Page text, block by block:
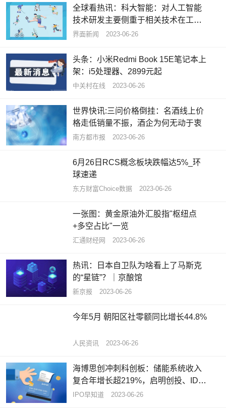
全球看热讯：科大智能：对人工智能
技术研发主要侧重于相关技术在工业
领域内的应用
界面新闻 2023-06-26
头条：小米Redmi Book 15E笔记本上
架：i5处理器、2899元起
中关村在线 2023-06-26
世界快讯:三问价格倒挂：名酒线上价
格走低销量不振，酒企为何无动于衷
南方都市报 2023-06-26
6月26日RCS概念板块跌幅达5%_环
球速递
东方财富Choice数据 2023-06-26
一张图：黄金原油外汇股指"枢纽点
+多空占比"一览
汇通财经网 2023-06-26
热讯：日本自卫队为啥看上了马斯克
的“星链”？｜京酿馆
新京报 2023-06-26
今年5月 朝阳区社零额同比增长44.8%
人民资讯 2023-06-26
海博思创冲刺科创板：储能系统收入
复合年增长超219%，启明创投、IDG
为股东 每日速讯
IPO早知道 2023-06-26